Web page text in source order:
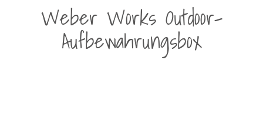
Weber Works Outdoor-
Aufbewahrungsbox